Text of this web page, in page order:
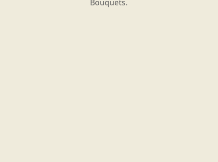
Bouquets.